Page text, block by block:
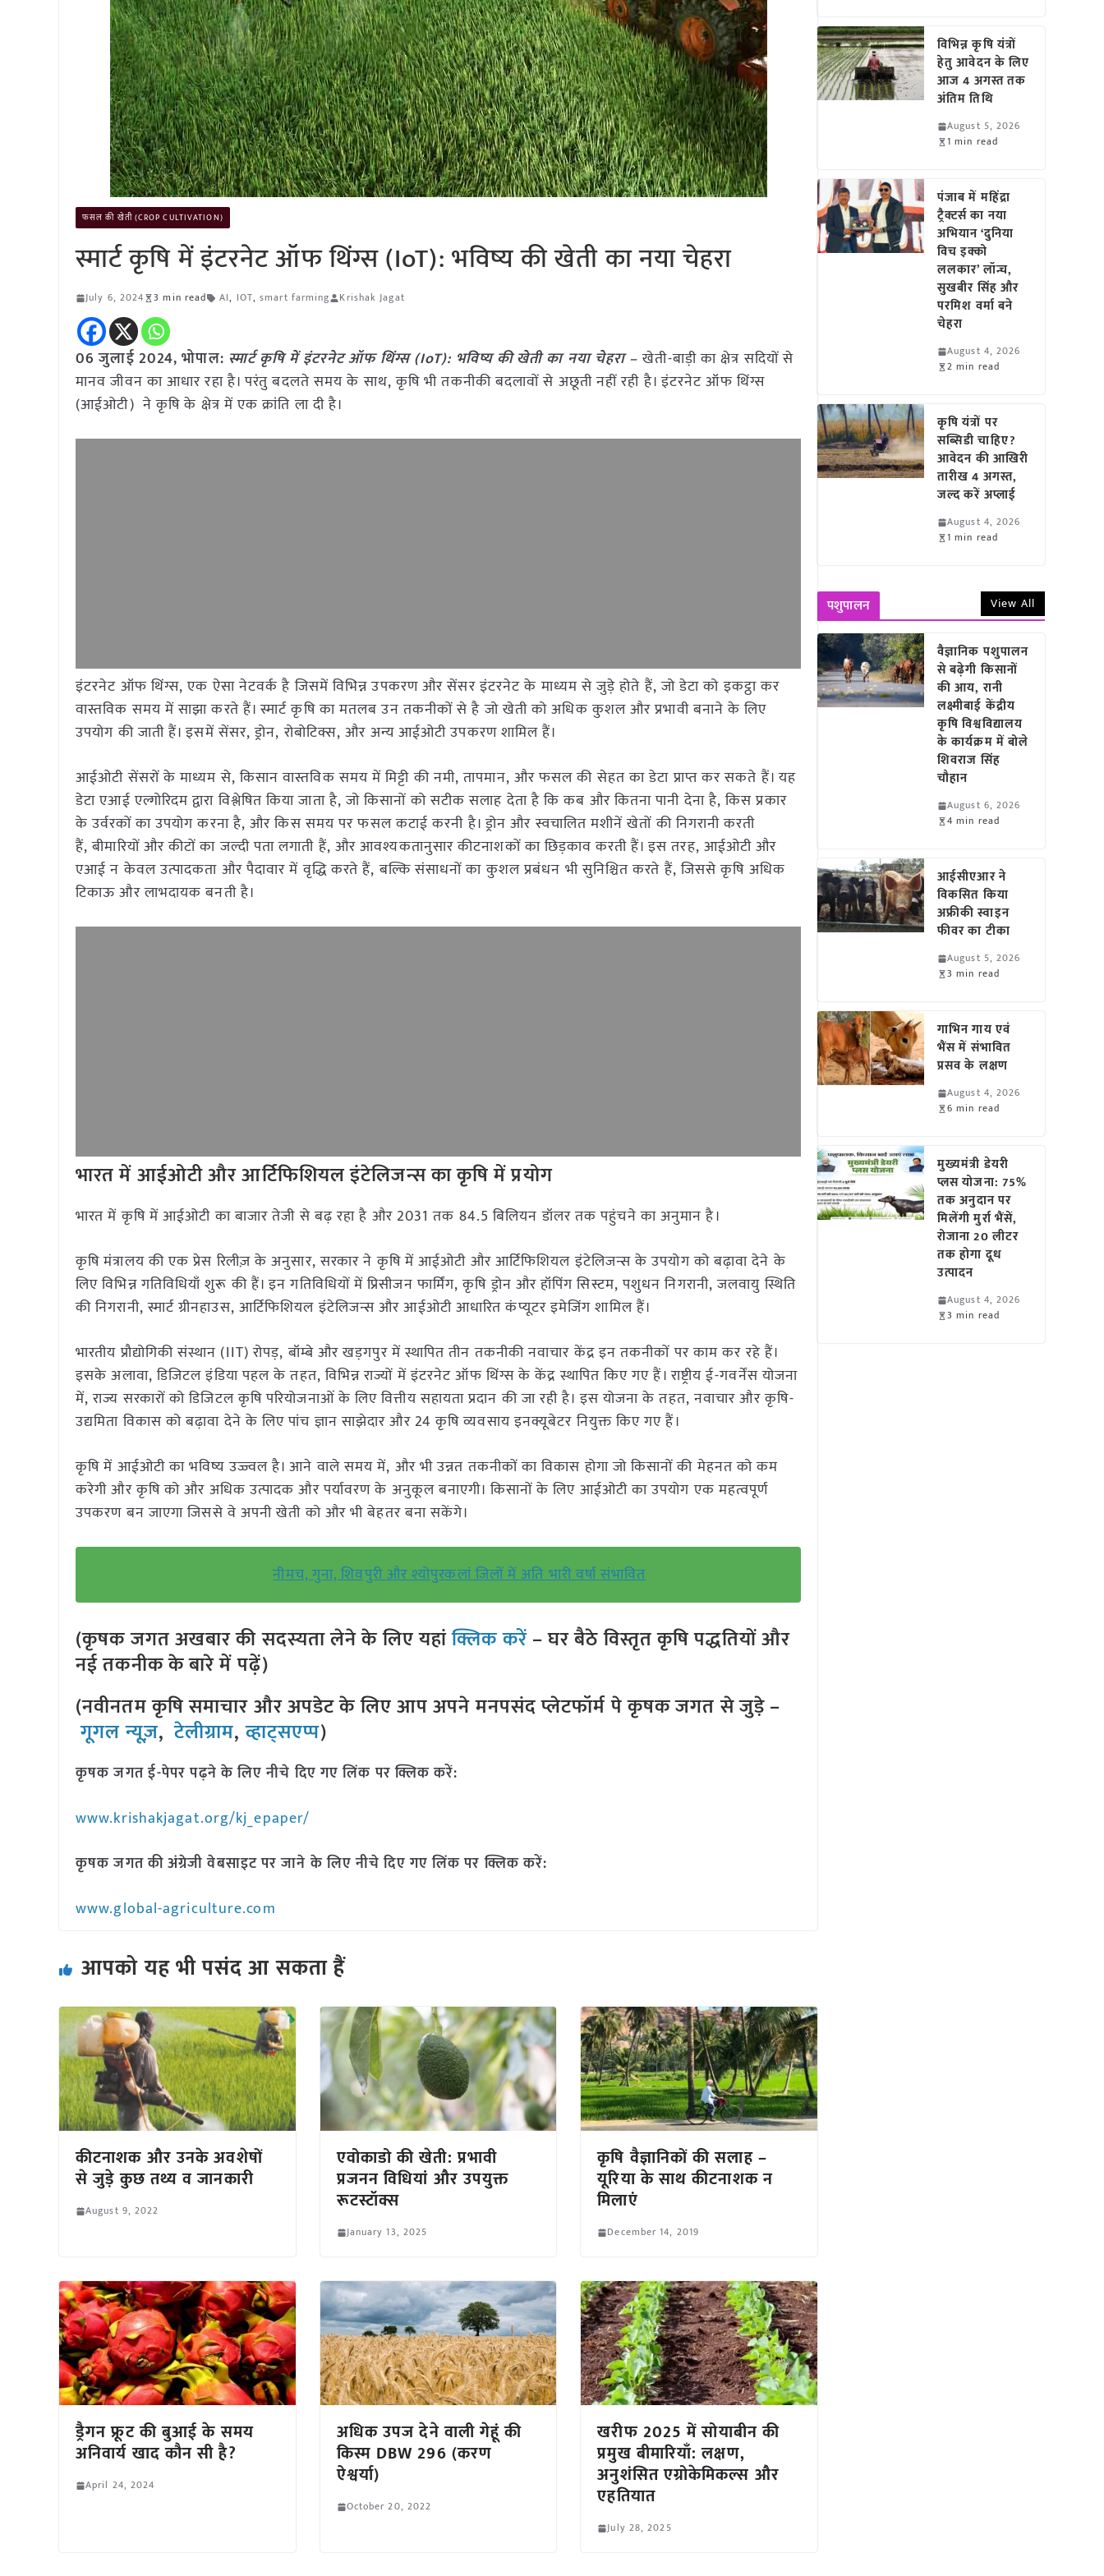
फसल की खेती (CROP CULTIVATION)
स्मार्ट कृषि में इंटरनेट ऑफ थिंग्स (IoT): भविष्य की खेती का नया चेहरा
July 6, 2024 3 min read AI, IOT,smart farming Krishak Jagat
06 जुलाई 2024, भोपाल: स्मार्ट कृषि में इंटरनेट ऑफ थिंग्स (IoT): भविष्य की खेती का नया चेहरा –खेती-बाड़ी का क्षेत्र सदियों से
मानव जीवन का आधार रहा है। परंतु बदलते समय के साथ, कृषि भी तकनीकी बदलावों से अछूती नहीं रही है। इंटरनेट ऑफ थिंग्स
(आईओटी) ने कृषि के क्षेत्र में एक क्रांति ला दी है।
इंटरनेट ऑफ थिंग्स, एक ऐसा नेटवर्क है जिसमें विभिन्न उपकरण और सेंसर इंटरनेट के माध्यम से जुड़े होते हैं, जो डेटा को इकट्ठा कर
वास्तविक समय में साझा करते हैं। स्मार्ट कृषि का मतलब उन तकनीकों से है जो खेती को अधिक कुशल और प्रभावी बनाने के लिए
उपयोग की जाती हैं। इसमें सेंसर, ड्रोन, रोबोटिक्स, और अन्य आईओटी उपकरण शामिल हैं।
आईओटी सेंसरों के माध्यम से, किसान वास्तविक समय में मिट्टी की नमी, तापमान, और फसल की सेहत का डेटा प्राप्त कर सकते हैं। यह
डेटा एआई एल्गोरिदम द्वारा विश्लेषित किया जाता है, जो किसानों को सटीक सलाह देता है कि कब और कितना पानी देना है, किस प्रकार
के उर्वरकों का उपयोग करना है, और किस समय पर फसल कटाई करनी है। ड्रोन और स्वचालित मशीनें खेतों की निगरानी करती
हैं, बीमारियों और कीटों का जल्दी पता लगाती हैं, और आवश्यकतानुसार कीटनाशकों का छिड़काव करती हैं। इस तरह, आईओटी और
एआई न केवल उत्पादकता और पैदावार में वृद्धि करते हैं, बल्कि संसाधनों का कुशल प्रबंधन भी सुनिश्चित करते हैं, जिससे कृषि अधिक
टिकाऊ और लाभदायक बनती है।
भारत में आईओटी और आर्टिफिशियल इंटेलिजन्स का कृषि में प्रयोग
भारत में कृषि में आईओटी का बाजार तेजी से बढ़ रहा है और 2031 तक 84.5 बिलियन डॉलर तक पहुंचने का अनुमान है।
कृषि मंत्रालय की एक प्रेस रिलीज़ के अनुसार, सरकार ने कृषि में आईओटी और आर्टिफिशियल इंटेलिजन्स के उपयोग को बढ़ावा देने के
लिए विभिन्न गतिविधियाँ शुरू की हैं। इन गतिविधियों में प्रिसीजन फार्मिंग, कृषि ड्रोन और हॉपिंग सिस्टम, पशुधन निगरानी, जलवायु स्थिति
की निगरानी, स्मार्ट ग्रीनहाउस, आर्टिफिशियल इंटेलिजन्सऔर आईओटी आधारित कंप्यूटर इमेजिंग शामिल हैं।
भारतीय प्रौद्योगिकी संस्थान (IIT) रोपड़, बॉम्बे और खड़गपुर में स्थापित तीन तकनीकी नवाचार केंद्र इन तकनीकों पर काम कर रहे हैं।
इसके अलावा, डिजिटल इंडिया पहल के तहत, विभिन्न राज्यों में इंटरनेट ऑफ थिंग्स के केंद्र स्थापित किए गए हैं। राष्ट्रीय ई-गवर्नेंस योजना
में, राज्य सरकारों को डिजिटल कृषि परियोजनाओं के लिए वित्तीय सहायता प्रदान की जा रही है। इस योजना के तहत, नवाचार और कृषि-
उद्यमिता विकास को बढ़ावा देने के लिए पांच ज्ञान साझेदार और 24 कृषि व्यवसाय इनक्यूबेटर नियुक्त किए गए हैं।
कृषि में आईओटी का भविष्य उज्ज्वल है। आने वाले समय में, और भी उन्नत तकनीकों का विकास होगा जो किसानों की मेहनत को कम
करेगी और कृषि को और अधिक उत्पादक और पर्यावरण के अनुकूल बनाएगी। किसानों के लिए आईओटी का उपयोग एक महत्वपूर्ण
उपकरण बन जाएगा जिससे वे अपनी खेती को और भी बेहतर बना सकेंगे।
नीमच, गुना, शिवपुरी और श्योपुरकलां जिलों में अति भारी वर्षा संभावित
(कृषक जगत अखबार की सदस्यता लेने के लिए यहांक्लिक करें– घर बैठे विस्तृत कृषि पद्धतियों और
नई तकनीक के बारे में पढ़ें)
(नवीनतम कृषि समाचार और अपडेट के लिए आप अपने मनपसंद प्लेटफॉर्म पे कृषक जगत से जुड़े –
गूगल न्यूज़,टेलीग्राम,व्हाट्सएप्प)
कृषक जगत ई-पेपर पढ़ने के लिए नीचे दिए गए लिंक पर क्लिक करें:
www.krishakjagat.org/kj_epaper/
कृषक जगत की अंग्रेजी वेबसाइट पर जाने के लिए नीचे दिए गए लिंक पर क्लिक करें:
www.global-agriculture.com
आपको यह भी पसंद आ सकता हैं
कीटनाशक और उनके अवशेषों
से जुड़े कुछ तथ्य व जानकारी
August 9, 2022
एवोकाडो की खेती: प्रभावी
प्रजनन विधियां और उपयुक्त
रूटस्टॉक्स
January 13, 2025
कृषि वैज्ञानिकों की सलाह –
यूरिया के साथ कीटनाशक न
मिलाएं
December 14, 2019
ड्रैगन फ्रूट की बुआई के समय
अनिवार्य खाद कौन सी है?
April 24, 2024
अधिक उपज देने वाली गेहूं की
किस्म DBW 296 (करण
ऐश्वर्या)
October 20, 2022
खरीफ 2025 में सोयाबीन की
प्रमुख बीमारियाँ: लक्षण,
अनुशंसित एग्रोकेमिकल्स और
एहतियात
July 28, 2025
विभिन्न कृषि यंत्रों
हेतु आवेदन के लिए
आज 4 अगस्त तक
अंतिम तिथि
August 5, 2026
1 min read
पंजाब में महिंद्रा
ट्रैक्टर्स का नया
अभियान ‘दुनिया
विच इक्को
ललकार’ लॉन्च,
सुखबीर सिंह और
परमिश वर्मा बने
चेहरा
August 4, 2026
2 min read
कृषि यंत्रों पर
सब्सिडी चाहिए?
आवेदन की आखिरी
तारीख 4 अगस्त,
जल्द करें अप्लाई
August 4, 2026
1 min read
पशुपालन View All
वैज्ञानिक पशुपालन
से बढ़ेगी किसानों
की आय, रानी
लक्ष्मीबाई केंद्रीय
कृषि विश्वविद्यालय
के कार्यक्रम में बोले
शिवराज सिंह
चौहान
August 6, 2026
4 min read
आईसीएआर ने
विकसित किया
अफ्रीकी स्वाइन
फीवर का टीका
August 5, 2026
3 min read
गाभिन गाय एवं
भैंस में संभावित
प्रसव के लक्षण
August 4, 2026
6 min read
मुख्यमंत्री डेयरी
प्लस योजना: 75%
तक अनुदान पर
मिलेंगी मुर्रा भैंसें,
रोजाना 20 लीटर
तक होगा दूध
उत्पादन
August 4, 2026
3 min read